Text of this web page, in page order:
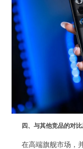
四、与其他竞品的对
在高端旗舰市场，